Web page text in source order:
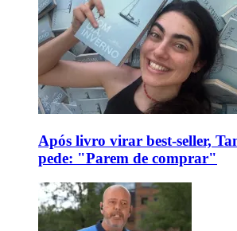
Após livro virar best-seller,
pede: "Parem de comprar"